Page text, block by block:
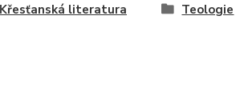
Křesťanská literatura Teologie